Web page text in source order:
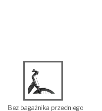
Bez bagażnika przedniego